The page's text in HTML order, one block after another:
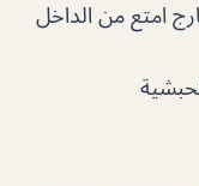
امتع من الداخل